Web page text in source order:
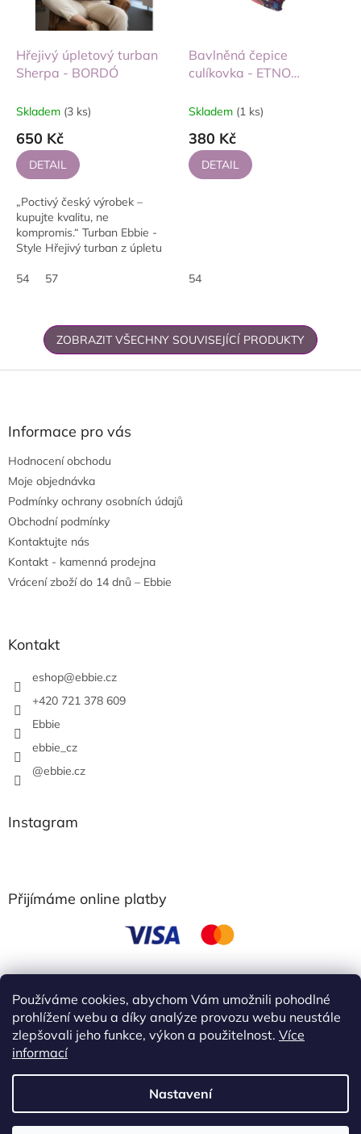
Používáme cookies, abychom Vám umožnili pohodlné
prohlížení webu a díky analýze provozu webu neustále
zlepšovali jeho funkce, výkon a použitelnost. Více
informací
Nastavení
Hřejivý úpletový turban
Sherpa - BORDÓ
Skladem (3 ks)
650 Kč
DETAIL
„Poctivý český výrobek –
kupujte kvalitu, ne
kompromis.“ Turban Ebbie -
Style Hřejivý turban z úpletu
Jednoduché nasazení bez
54 57
Bavlněná čepice
culíkovka - ETNO
Skladem (1 ks)
380 Kč
DETAIL
54
ZOBRAZIT VŠECHNY SOUVISEJÍCÍ PRODUKTY
Informace pro vás
Hodnocení obchodu
Moje objednávka
Podmínky ochrany osobních údajů
Obchodní podmínky
Kontaktujte nás
Kontakt - kamenná prodejna
Vrácení zboží do 14 dnů – Ebbie
Kontakt
eshop@ebbie.cz
+420 721 378 609
Ebbie
ebbie_cz
@ebbie.cz
Instagram
Přijímáme online platby
obchodní podmínky